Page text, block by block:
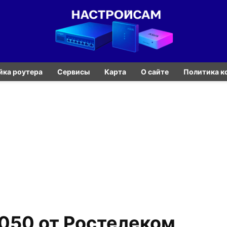
роутера Сервисы Карта О сайте Политика